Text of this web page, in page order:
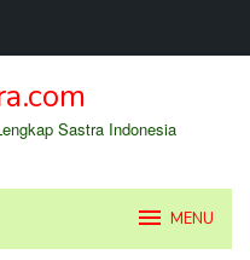
Sastra Indonesia
MENU